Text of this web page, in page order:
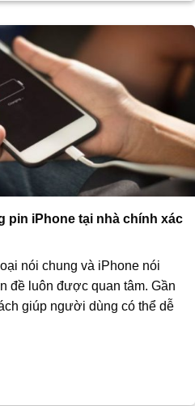
pin iPhone tại nhà chính xác
nói chung và iPhone nói
đề luôn được quan tâm. Gần
giúp người dùng có thể dễ